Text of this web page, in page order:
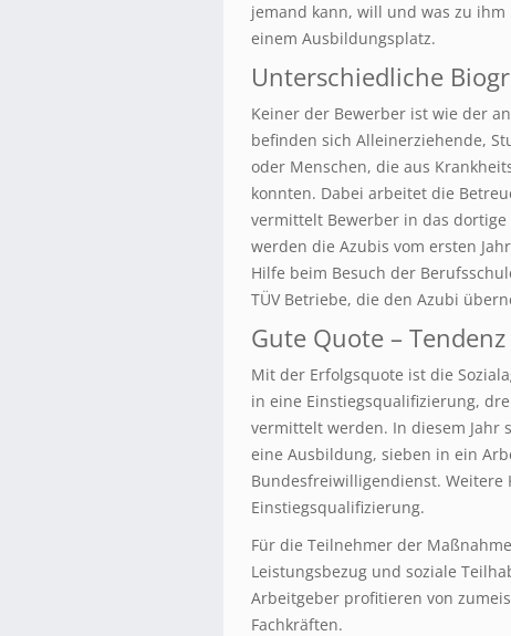
jemand kann, will und was zu
einem Ausbildungsplatz.
Unterschiedliche
Keiner der Bewerber ist wie der
befinden sich Alleinerziehende,
oder Menschen, die aus
konnten. Dabei arbeitet die
vermittelt Bewerber in das dortige
werden die Azubis vom ersten
Hilfe beim Besuch der
TÜV Betriebe, die den Azubi
Gute Quote –
Mit der Erfolgsquote ist die
in eine Einstiegsqualifizierung,
vermittelt werden. In diesem Jahr
eine Ausbildung, sieben in ein
Bundesfreiwilligendienst. Weitere
Einstiegsqualifizierung.
Für die Teilnehmer der
Leistungsbezug und soziale
Arbeitgeber profitieren von
Fachkräften.